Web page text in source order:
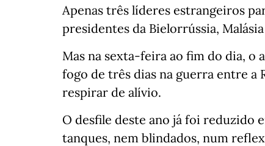
Apenas três líderes estrangeiros
presidentes da Bielorrússia,
Mas na sexta-feira ao fim do dia, o
fogo de três dias na guerra entre a
respirar de alívio.
O desfile deste ano já foi reduzido
tanques, nem blindados, num